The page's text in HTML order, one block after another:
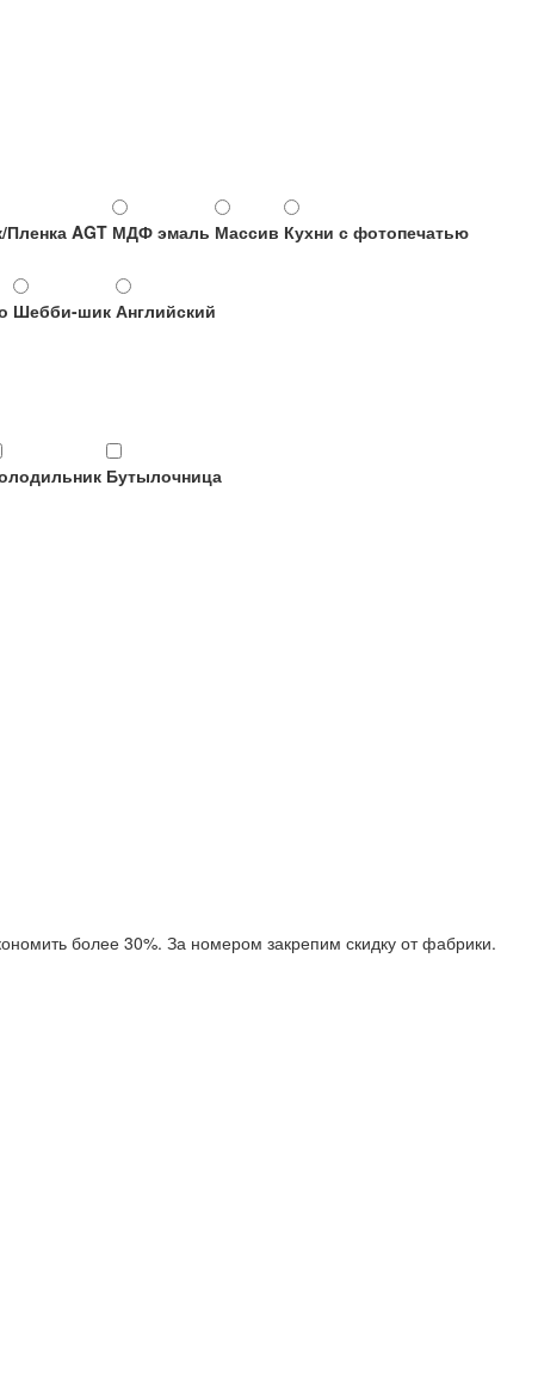
Пленка AGT МДФ эмаль Массив Кухни с фотопечатью
Шебби-шик Английский
Бутылочница
более 30%. За номером закрепим скидку от фабрики.